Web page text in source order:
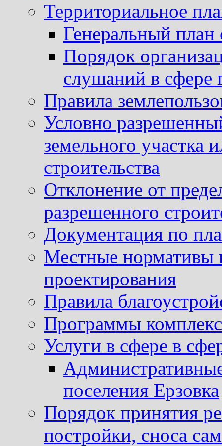
Территориальное
Генеральный план
Порядок
слушаний в сфере
Правила
Условно
земельного участка
строительства
Отклонение от
разрешенного
Документация по
Местные нормативы
проектирования
Правила
Программы
Услуги в сфере в
поселения Ерзовка
Порядок принятия
постройки, сноса